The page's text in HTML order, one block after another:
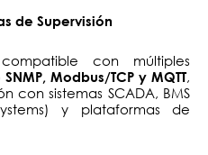
de Supervisión
con múltiples
SNMP, Modbus/TCP y MQTT,
con sistemas SCADA, BMS
y plataformas de